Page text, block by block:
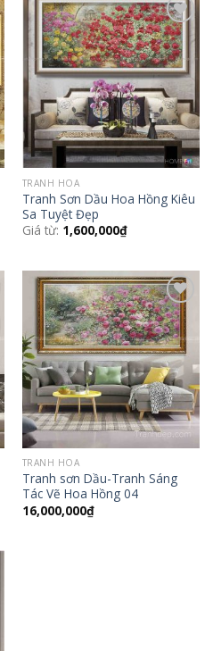
Add to
Wishlist
TRANH HOA
Tranh Sơn Dầu Hoa Hồng Kiêu
Sa Tuyệt Đẹp
Giá từ: 1,600,000₫
Add to
Wishlist
TRANH HOA
Tranh sơn Dầu-Tranh Sáng
Tác Vẽ Hoa Hồng 04
16,000,000₫